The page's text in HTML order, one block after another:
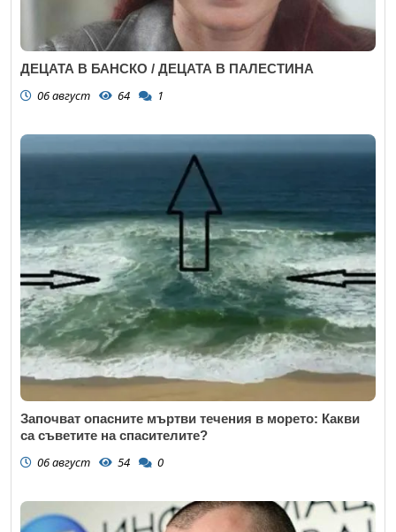
ДЕЦАТА В БАНСКО / ДЕЦАТА В ПАЛЕСТИНА
06 август 64 1
Започват опасните мъртви течения в морето: Какви
са съветите на спасителите?
06 август 54 0